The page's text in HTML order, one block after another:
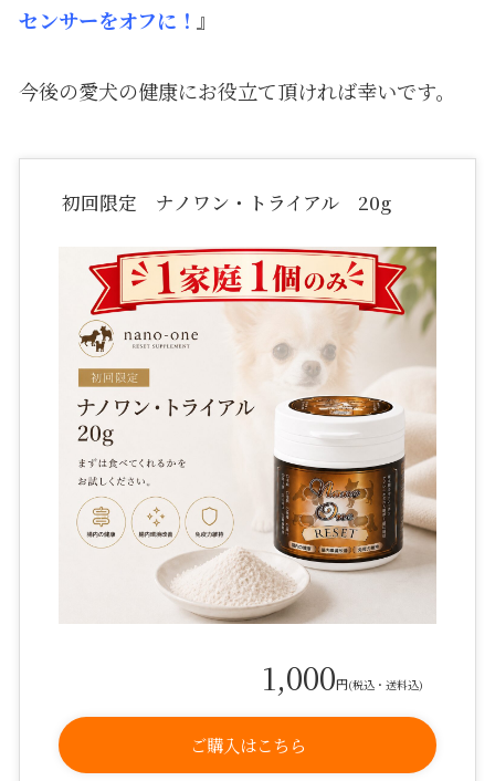
センサーをオフに！ 』
今後の愛犬の健康にお役立て頂ければ幸いです。
初回限定 ナノワン・トライアル 20g
1,000円(税込・送料込)
ご購入はこちら